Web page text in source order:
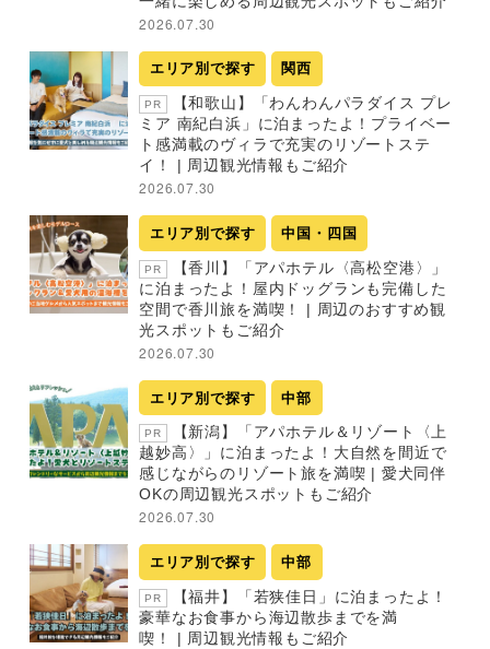
2026.07.30
エリア別で探す 関西
PR
【和歌山】「わんわんパラダイス プレ
ミア 南紀白浜」に泊まったよ！プライベー
ト感満載のヴィラで充実のリゾートステ
イ！ | 周辺観光情報もご紹介
2026.07.30
エリア別で探す 中国・四国
PR
【香川】「アパホテル〈高松空港〉」
に泊まったよ！屋内ドッグランも完備した
空間で香川旅を満喫！ | 周辺のおすすめ観
光スポットもご紹介
2026.07.30
エリア別で探す 中部
PR
【新潟】「アパホテル＆リゾート〈上
越妙高〉」に泊まったよ！大自然を間近で
感じながらのリゾート旅を満喫 | 愛犬同伴
OKの周辺観光スポットもご紹介
2026.07.30
エリア別で探す 中部
PR
【福井】「若狭佳日」に泊まったよ！
豪華なお食事から海辺散歩までを満
喫！ | 周辺観光情報もご紹介